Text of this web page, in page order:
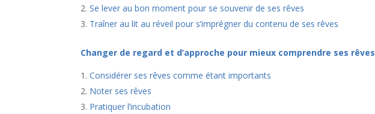
Se lever au bon moment pour se souvenir de ses rêves
Traîner au lit au réveil pour s’imprégner du contenu de ses rêves
Changer de regard et d’approche pour mieux comprendre ses rêves
Considérer ses rêves comme étant importants
Noter ses rêves
Pratiquer l’incubation